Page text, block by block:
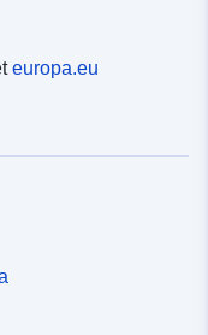
europa.eu